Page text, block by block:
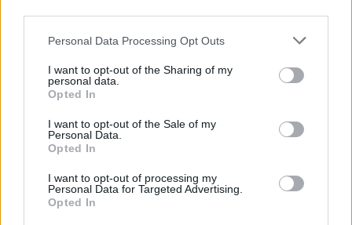
Personal Data Processing Opt Outs
I want to opt-out of the Sharing of my
personal data.
Opted In
I want to opt-out of the Sale of my
Personal Data.
Opted In
I want to opt-out of processing my
Personal Data for Targeted Advertising.
Opted In
Ich akzeptiere dieAllgemeinen Geschäftsbedingungen
🏖️ Urlaubs-News per E-Mail erhalten